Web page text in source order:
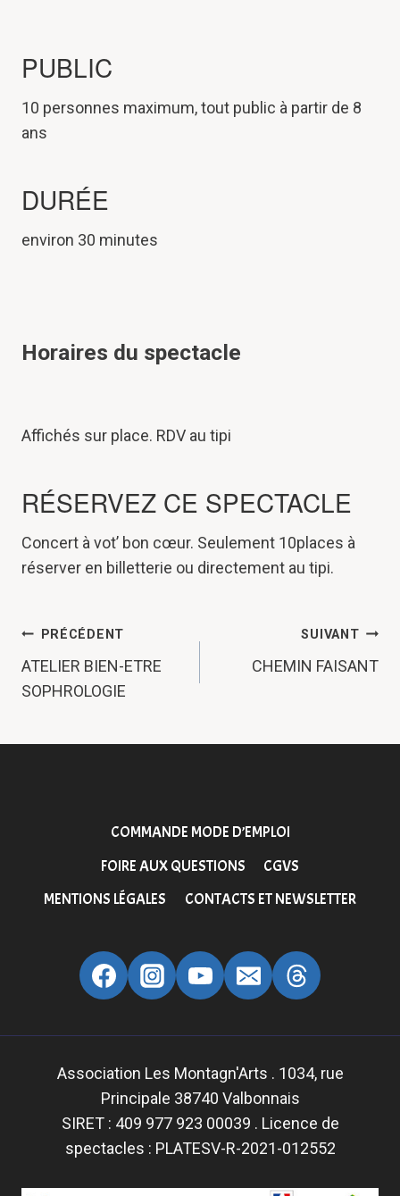
PUBLIC
10 personnes maximum, tout public à partir de 8
ans
DURÉE
environ 30 minutes
Horaires du spectacle
Affichés sur place. RDV au tipi
RÉSERVEZ CE SPECTACLE
Concert à vot’ bon cœur. Seulement 10places à
réserver en billetterie ou directement au tipi.
NAVIGATION
DE
L’ARTICLE
PRÉCÉDENT
ATELIER BIEN-ETRE
SOPHROLOGIE
SUIVANT
CHEMIN FAISANT
COMMANDE MODE D’EMPLOI
FOIRE AUX QUESTIONS
CGVS
MENTIONS LÉGALES
CONTACTS ET NEWSLETTER
Association Les Montagn'Arts . 1034, rue
Principale 38740 Valbonnais
SIRET : 409 977 923 00039 . Licence de
spectacles : PLATESV-R-2021-012552